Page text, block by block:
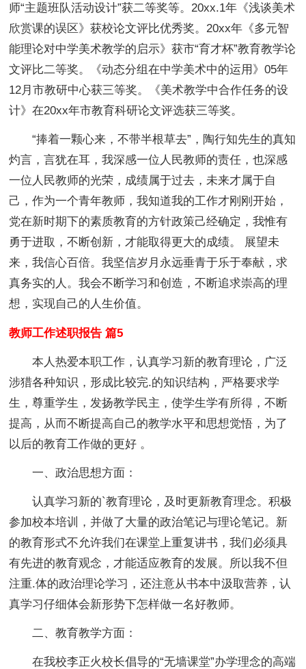
师“主题班队活动设计”获二等奖等。20xx.1年《浅谈美术
欣赏课的误区》获校论文评比优秀奖。20xx年《多元智
能理论对中学美术教学的启示》获市“育才杯”教育教学论
文评比二等奖。《动态分组在中学美术中的运用》05年
12月市教研中心获三等奖。《美术教学中合作任务的设
计》在20xx年市教育科研论文评选获三等奖。
“捧着一颗心来，不带半根草去”，陶行知先生的真知
灼言，言犹在耳，我深感一位人民教师的责任，也深感
一位人民教师的光荣，成绩属于过去，未来才属于自
己，作为一个青年教师，我知道我的工作才刚刚开始，
党在新时期下的素质教育的方针政策己经确定，我惟有
勇于进取，不断创新，才能取得更大的成绩。 展望未
来，我信心百倍。我坚信岁月永远垂青于乐于奉献，求
真务实的人。我会不断学习和创造，不断追求崇高的理
想，实现自己的人生价值。
教师工作述职报告 篇5
本人热爱本职工作，认真学习新的教育理论，广泛
涉猎各种知识，形成比较完.的知识结构，严格要求学
生，尊重学生，发扬教学民主，使学生学有所得，不断
提高，从而不断提高自己的教学水平和思想觉悟，为了
以后的教育工作做的更好 。
一、政治思想方面：
认真学习新的`教育理论，及时更新教育理念。积极
参加校本培训，并做了大量的政治笔记与理论笔记。新
的教育形式不允许我们在课堂上重复讲书，我们必须具
有先进的教育观念，才能适应教育的发展。所以我不但
注重.体的政治理论学习，还注意从书本中汲取营养，认
真学习仔细体会新形势下怎样做一名好教师。
二、教育教学方面：
在我校李正火校长倡导的“无墙课堂”办学理念的高端